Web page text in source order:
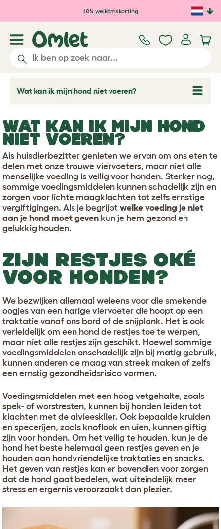
Ga naar de hoofdinhoud
10% welkomskorting
Wat kan ik mijn hond niet voeren?
T
o
l
e
o
p
d
o
w
n
WAT KAN IK MIJN HOND
NIET VOEREN?
Als huisdierbezitter genieten we ervan om ons eten te
delen met onze trouwe viervoeters, maar niet alle
menselijke voeding is veilig voor honden. Sterker nog,
sommige voedingsmiddelen kunnen schadelijk zijn en
zorgen voor lichte maagklachten tot zelfs ernstige
vergiftigingen. Als je begrijpt welke voeding je niet
aan je hond moet geven kun je hem gezond en
gelukkig houden.
ZIJN RESTJES OKÉ
VOOR HONDEN?
We bezwijken allemaal weleens voor die smekende
oogjes van een harige viervoeter die hoopt op een
traktatie vanaf ons bord of de snijplank. Het is ook
verleidelijk om een hond de restjes toe te werpen,
maar niet alle restjes zijn geschikt. Hoewel sommige
voedingsmiddelen onschadelijk zijn bij matig gebruik,
kunnen anderen de maag van streek maken of zelfs
een ernstig gezondheidsrisico vormen.
Voedingsmiddelen met een hoog vetgehalte, zoals
spek- of worstresten, kunnen bij honden leiden tot
klachten met de alvleesklier. Ook bepaalde kruiden
en specerijen, zoals knoflook en uien, kunnen giftig
zijn voor honden. Om het veilig te houden, kun je de
hond het beste helemaal geen restjes geven en je
houden aan hondvriendelijke traktaties en snacks.
Het geven van restjes kan er bovendien voor zorgen
dat de hond gaat bedelen, wat uiteindelijk meer
stress en ergernis veroorzaakt dan plezier.